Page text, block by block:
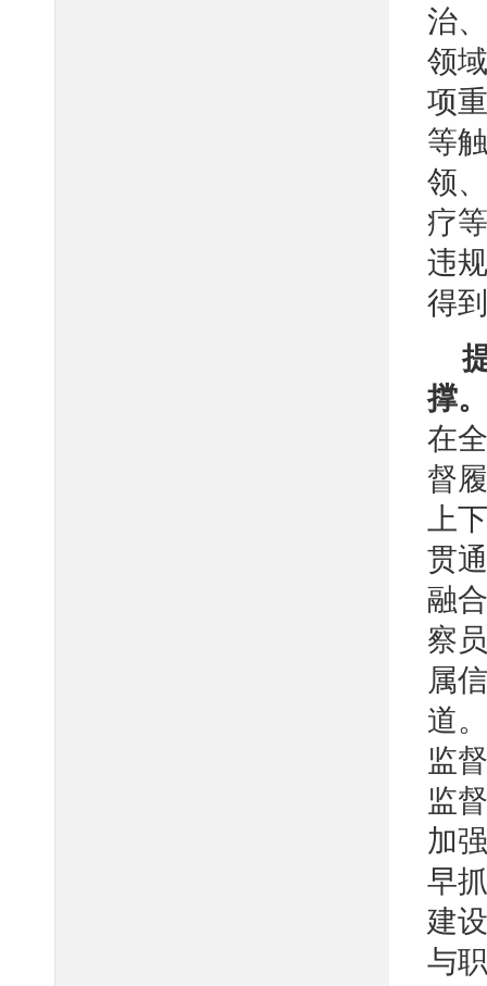
治
领
项
等
领
疗
违
得
撑。
在
督
上
贯
融
察
属
道
监
监
加
早
建
与